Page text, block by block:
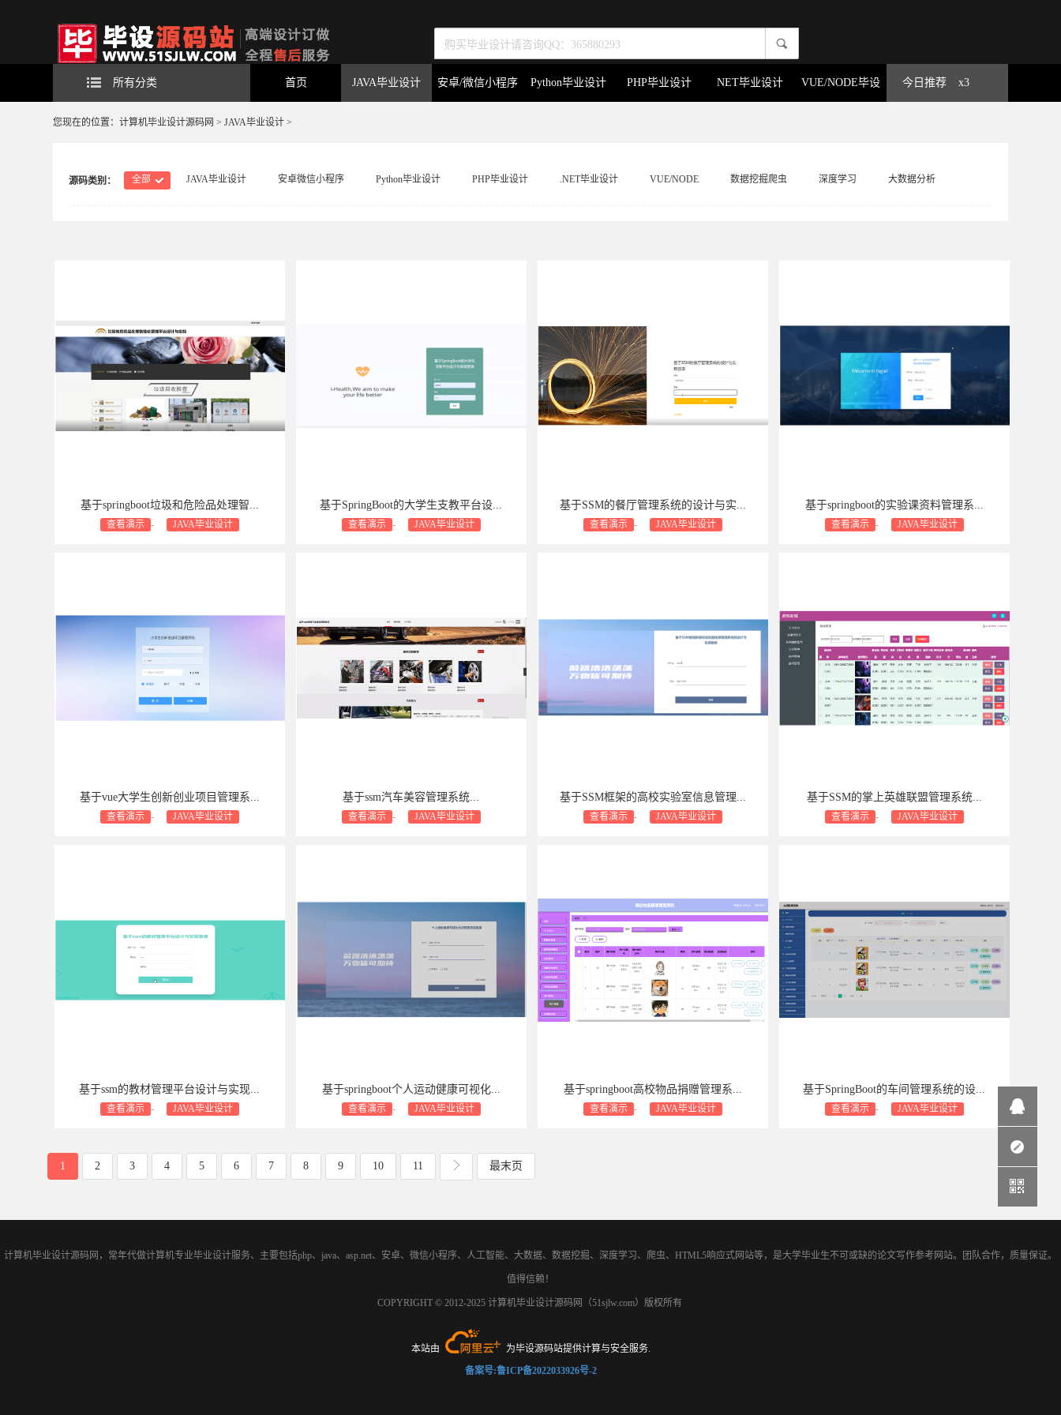
所有分类 首页 JAVA毕业设计 安卓/微信小程序 Python毕业设计 PHP毕业设计 NET毕业设计 VUE/NODE毕设 今日推荐 x3
您现在的位置： 计算机毕业设计源码网 > JAVA毕业设计 >
源码类别： 全部 JAVA毕业设计 安卓微信小程序 Python毕业设计 PHP毕业设计 .NET毕业设计 VUE/NODE 数据挖掘爬虫 深度学习 大数据分析
基于springboot垃圾和危险品处理智...
查看演示 -
JAVA毕业设计
基于SpringBoot的大学生支教平台设...
查看演示 -
JAVA毕业设计
基于SSM的餐厅管理系统的设计与实...
查看演示 -
JAVA毕业设计
基于springboot的实验课资料管理系...
查看演示 -
JAVA毕业设计
基于vue大学生创新创业项目管理系...
查看演示 -
JAVA毕业设计
基于ssm汽车美容管理系统...
查看演示 -
JAVA毕业设计
基于SSM框架的高校实验室信息管理...
查看演示 -
JAVA毕业设计
基于SSM的掌上英雄联盟管理系统...
查看演示 -
JAVA毕业设计
基于ssm的教材管理平台设计与实现...
查看演示 -
JAVA毕业设计
基于springboot个人运动健康可视化...
查看演示 -
JAVA毕业设计
基于springboot高校物品捐赠管理系...
查看演示 -
JAVA毕业设计
基于SpringBoot的车间管理系统的设...
查看演示 -
JAVA毕业设计
1 2 3 4 5 6 7 8 9 10 11 (current)最末页
计算机毕业设计源码网，常年代做计算机专业毕业设计服务、主要包括php、java、asp.net、安卓、微信小程序、人工智能、大数据、数据挖掘、深度学习、爬虫、HTML5响应式网站等，是大学毕业生不可或缺的论文写作参考网站。团队合作，质量保证。
值得信赖！
COPYRIGHT © 2012-2025 计算机毕业设计源码网（51sjlw.com）版权所有
本站由
为毕设源码站提供计算与安全服务.
备案号:鲁ICP备2022033926号-2